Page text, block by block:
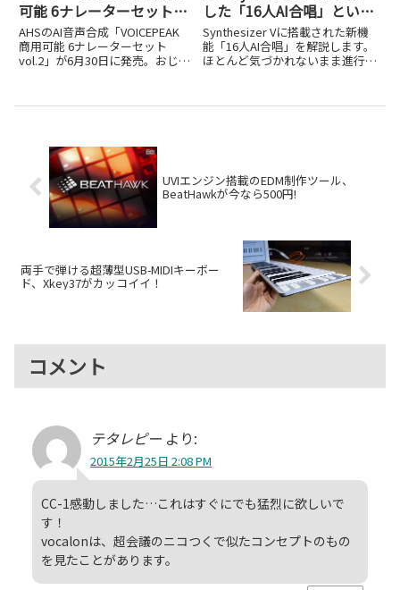
可能 6ナレーターセット」
にvol.2登場。4年間で大き
く進化したエンジンととも
に個性豊かな7種の声を収
AHSのAI音声合成「VOICEPEAK
商用可能 6ナレーターセット
vol.2」が6月30日に発売。おじい
商用利用できます。実際に試した
した「16人AI合唱」という
革命
Synthesizer Vに搭載された新機
能「16人AI合唱」を解説します。
ほとんど気づかれないまま進行し
UVIエンジン搭載のEDM制作ツール、
BeatHawkが今なら500円!
両手で弾ける超薄型USB-MIDIキーボー
ド、Xkey37がカッコイイ！
コメント
テタレピー より:
2015年2月25日 2:08 PM
CC-1感動しました…これはすぐにでも猛烈に欲しいで
す！
vocalonは、超会議のニコつくで似たコンセプトのもの
を見たことがあります。